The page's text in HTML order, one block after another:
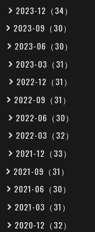
2023-12（34）
2023-09（30）
2023-06（30）
2023-03（31）
2022-12（31）
2022-09（31）
2022-06（30）
2022-03（32）
2021-12（33）
2021-09（31）
2021-06（30）
2021-03（31）
2020-12（32）